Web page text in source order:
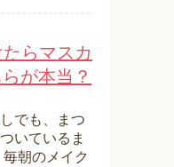
らマスカ
が本当？
でも、まつ
いているま
朝のメイク